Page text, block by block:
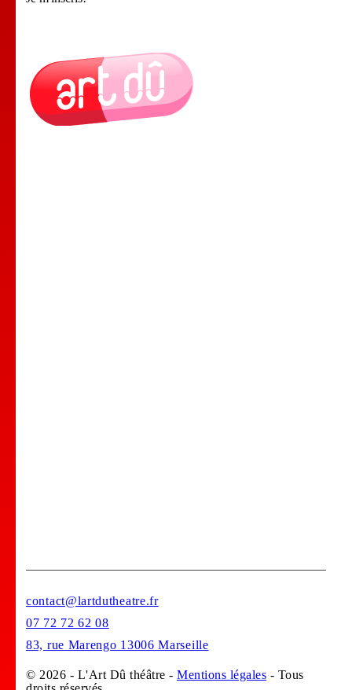
contact@lartdutheatre.fr
07 72 72 62 08
83, rue Marengo 13006 Marseille
© 2026 - L'Art Dû théâtre - Mentions légales - Tous